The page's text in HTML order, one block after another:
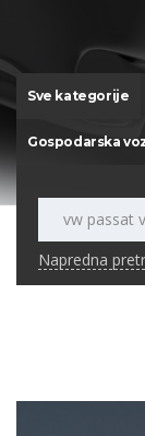
Sve kategorije
Gospodarska
Napredna